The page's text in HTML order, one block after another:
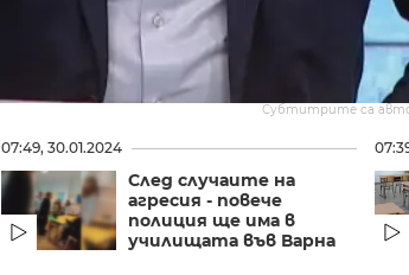
Субтитрите са
07:49, 30.01.2024
След случаите на
агресия - повече
полиция ще има в
училищата във Варна